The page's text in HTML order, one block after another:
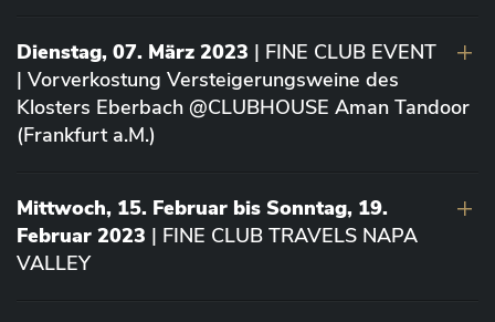
Dienstag, 07. März 2023 | FINE CLUB EVENT
| Vorverkostung Versteigerungsweine des
Klosters Eberbach @CLUBHOUSE Aman Tandoor
(Frankfurt a.M.)
Mittwoch, 15. Februar bis Sonntag, 19.
Februar 2023 | FINE CLUB TRAVELS NAPA
VALLEY